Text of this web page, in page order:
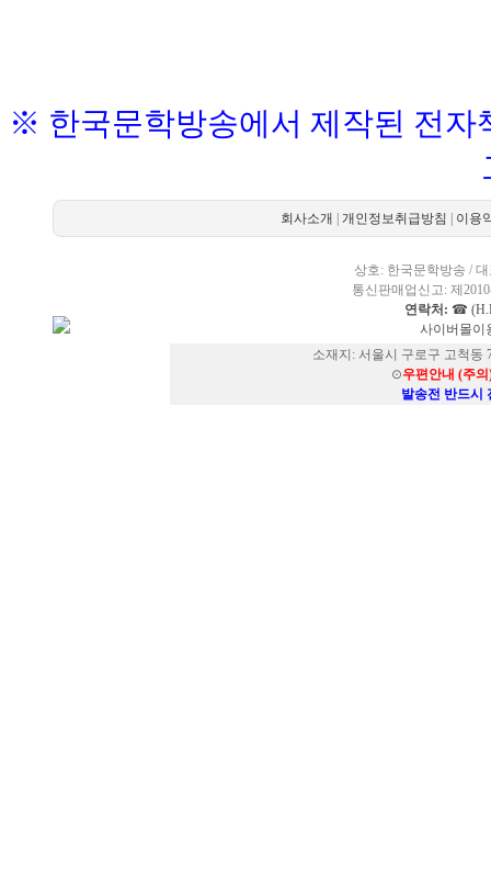
※ 한국문학방송에서 제작된 전자
회사소개 개인정보취급방침 이용
상호: 한국문학방송 /
통신판매업신고: 제
연락처: ☎
사이버몰이
소재지: 서울시 구로구 고척동
⊙우편안내 (주
발송전 반드시